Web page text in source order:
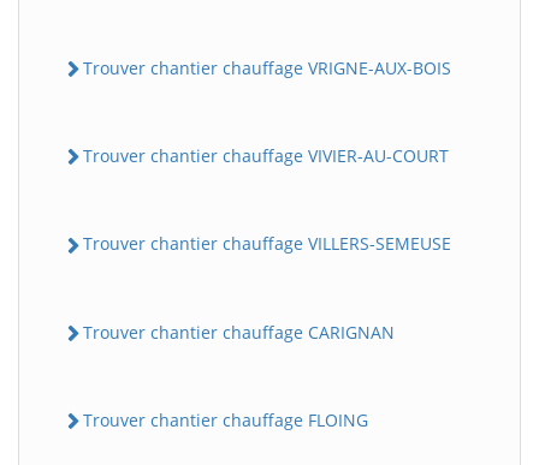
Trouver chantier chauffage VRIGNE-AUX-BOIS
Trouver chantier chauffage VIVIER-AU-COURT
Trouver chantier chauffage VILLERS-SEMEUSE
Trouver chantier chauffage CARIGNAN
Trouver chantier chauffage FLOING